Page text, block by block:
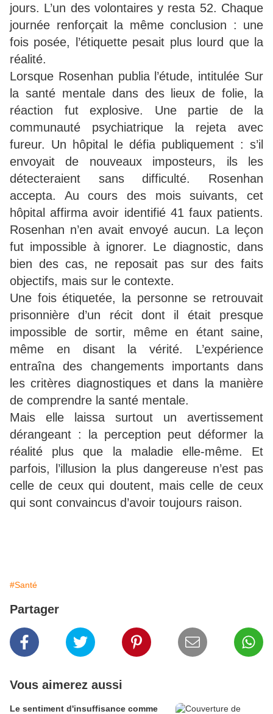
jours. L’un des volontaires y resta 52. Chaque
journée renforçait la même conclusion : une
fois posée, l’étiquette pesait plus lourd que la
réalité.
Lorsque Rosenhan publia l’étude, intitulée Sur
la santé mentale dans des lieux de folie, la
réaction fut explosive. Une partie de la
communauté psychiatrique la rejeta avec
fureur. Un hôpital le défia publiquement : s’il
envoyait de nouveaux imposteurs, ils les
détecteraient sans difficulté. Rosenhan
accepta. Au cours des mois suivants, cet
hôpital affirma avoir identifié 41 faux patients.
Rosenhan n’en avait envoyé aucun. La leçon
fut impossible à ignorer. Le diagnostic, dans
bien des cas, ne reposait pas sur des faits
objectifs, mais sur le contexte.
Une fois étiquetée, la personne se retrouvait
prisonnière d’un récit dont il était presque
impossible de sortir, même en étant saine,
même en disant la vérité. L’expérience
entraîna des changements importants dans
les critères diagnostiques et dans la manière
de comprendre la santé mentale.
Mais elle laissa surtout un avertissement
dérangeant : la perception peut déformer la
réalité plus que la maladie elle-même. Et
parfois, l’illusion la plus dangereuse n’est pas
celle de ceux qui doutent, mais celle de ceux
qui sont convaincus d’avoir toujours raison.
#Santé
Partager
Vous aimerez aussi
Le sentiment d'insuffisance comme